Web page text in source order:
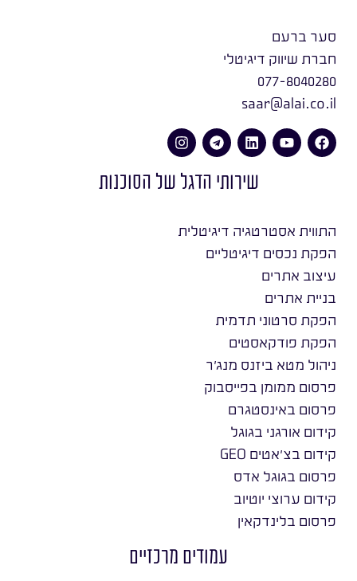
סער ברעם
חברת שיווק דיגיטלי
077-8040280
saar@alai.co.il
שירותי הדגל של הסוכנות
התווית אסטרטגיה דיגיטלית
הפקת נכסים דיגיטליים
עיצוב אתרים
בניית אתרים
הפקת סרטוני תדמית
הפקת פודקאסטים
ניהול מטא ביזנס מנג׳ר
פרסום ממומן בפייסבוק
פרסום באינסטגרם
קידום אורגני בגוגל
קידום בצ׳אטים GEO
פרסום בגוגל אדס
קידום ערוצי יוטיוב
פרסום בלינדקאין
עמודים מרכזיים